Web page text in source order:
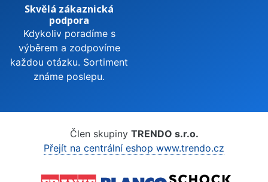
Skvělá zákaznická
podpora
Kdykoliv poradíme s
výběrem a zodpovíme
každou otázku. Sortiment
známe poslepu.
Člen skupiny TRENDO s.r.o.
Přejít na centrální eshop www.trendo.cz